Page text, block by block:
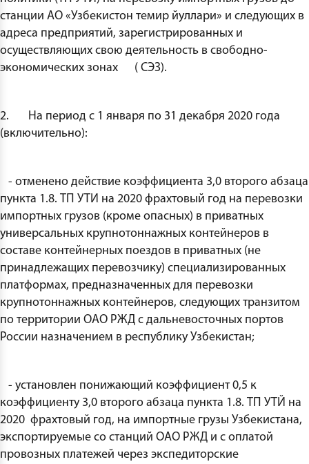
станции АО «Узбекистон темир йуллари» и следующих в
адреса предприятий, зарегистрированных и
осуществляющих свою деятельность в свободно-
экономических зонах ( СЭЗ).
2. На период с 1 января по 31 декабря 2020 года
(включительно):
- отменено действие коэффициента 3,0 второго абзаца
пункта 1.8. ТП УТИ на 2020 фрахтовый год на перевозки
импортных грузов (кроме опасных) в приватных
универсальных крупнотоннажных контейнеров в
составе контейнерных поездов в приватных (не
принадлежащих перевозчику) специализированных
платформах, предназначенных для перевозки
крупнотоннажных контейнеров, следующих транзитом
по территории ОАО РЖД с дальневосточных портов
России назначением в республику Узбекистан;
- установлен понижающий коэффициент 0,5 к
коэффициенту 3,0 второго абзаца пункта 1.8. ТП УТЙ на
2020 фрахтовый год, на импортные грузы Узбекистана,
экспортируемые со станций ОАО РЖД и с оплатой
провозных платежей через экспедиторские